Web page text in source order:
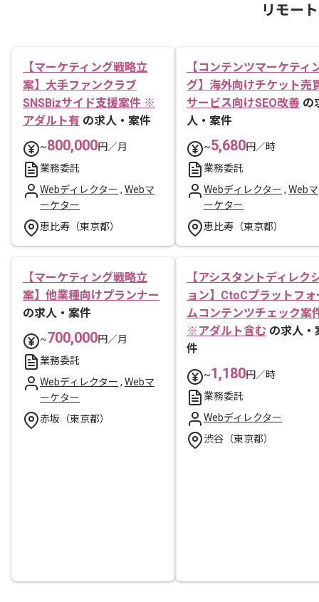
リモー
【マーケティング戦略立
案】大手ファンクラブ
SNSBizサイド支援案件 ※
アダルト有 の求人・案件
~800,000円／月
業務委託
Webディレクター , Webマ
ーケター
恵比寿（東京都）
【コンテンツマーケティ
グ】海外向けチケット売
サービス向けSEO改善 の
人・案件
~5,680円／時
業務委託
Webディレクター , Webマ
ーケター
恵比寿（東京都）
【マーケティング戦略立
案】他業種向けプランナー
の求人・案件
~700,000円／月
業務委託
Webディレクター , Webマ
ーケター
赤坂（東京都）
【アシスタントディレク
ョン】CtoCプラットフォ
ムコンテンツチェック案
※アダルト含む の求人・
件
~1,180円／時
業務委託
Webディレクター
渋谷（東京都）